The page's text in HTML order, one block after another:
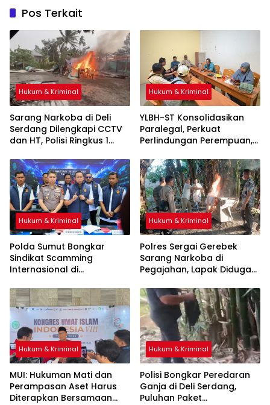
Pos Terkait
Hukum & Kriminal
Sarang Narkoba di Deli
Serdang Dilengkapi CCTV
dan HT, Polisi Ringkus 1
Hukum & Kriminal
YLBH-ST Konsolidasikan
Paralegal, Perkuat
Perlindungan Perempuan,
Hukum & Kriminal
Polda Sumut Bongkar
Sindikat Scamming
Internasional di
Asal Kalimantan Rugi Rp6,7
Miliar
Hukum & Kriminal
Polres Sergai Gerebek
Sarang Narkoba di
Pegajahan, Lapak Diduga
Dibakar
Hukum & Kriminal
‎MUI: Hukuman Mati dan
Perampasan Aset Harus
Diterapkan Bersamaan
Hukum & Kriminal
Polisi Bongkar Peredaran
Ganja di Deli Serdang,
Puluhan Paket